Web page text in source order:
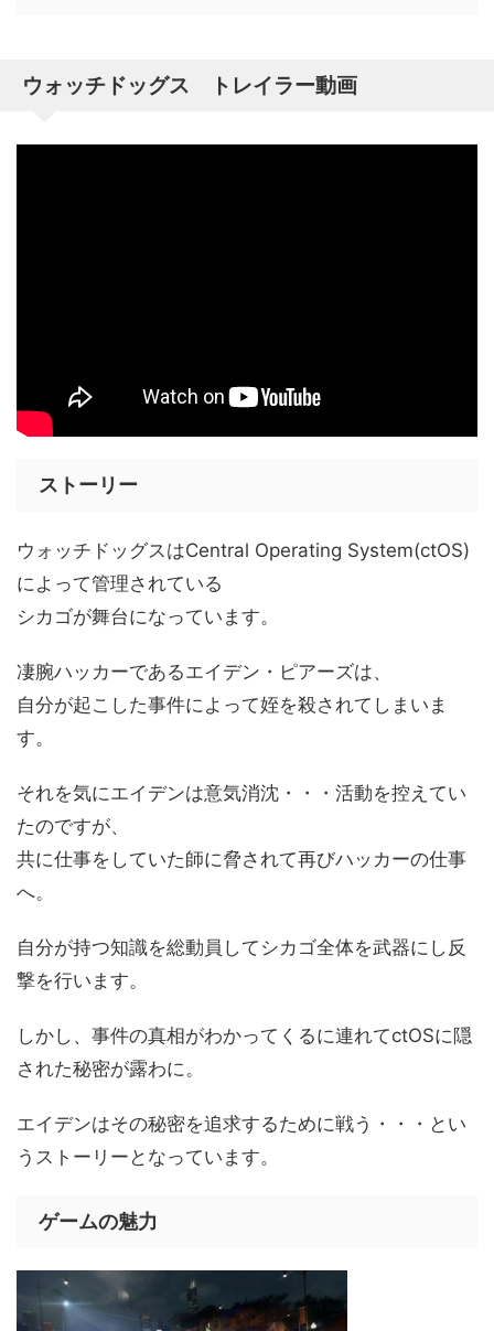
ウォッチドッグス トレイラー動画
ストーリー
ウォッチドッグスはCentral Operating System(ctOS)
によって管理されている
シカゴが舞台になっています。
凄腕ハッカーであるエイデン・ピアーズは、
自分が起こした事件によって姪を殺されてしまいま
す。
それを気にエイデンは意気消沈・・・活動を控えてい
たのですが、
共に仕事をしていた師に脅されて再びハッカーの仕事
へ。
自分が持つ知識を総動員してシカゴ全体を武器にし反
撃を行います。
しかし、事件の真相がわかってくるに連れてctOSに隠
された秘密が露わに。
エイデンはその秘密を追求するために戦う・・・とい
うストーリーとなっています。
ゲームの魅力